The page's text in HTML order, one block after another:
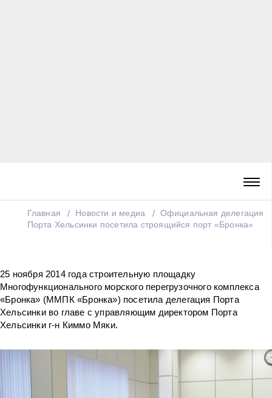
Главная Новости и медиа
Официальная делегация
Порта Хельсинки посетила строящийся порт «Бронка»
25 ноября 2014 года строительную площадку
Многофункционального морского перегрузочного комплекса
«Бронка» (ММПК «Бронка») посетила делегация Порта
Хельсинки во главе с управляющим директором Порта
Хельсинки г-н Киммо Мяки.